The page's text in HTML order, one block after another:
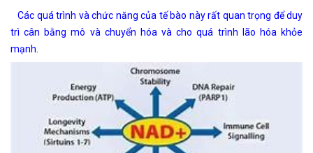
Các quá trình và chức năng của tế bào này rất quan trọng để duy
trì cân bằng mô và chuyển hóa và cho quá trình lão hóa khỏe
mạnh.